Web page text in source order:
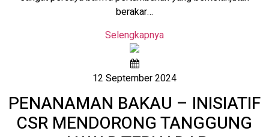
berakar…
Selengkapnya
12 September 2024
PENANAMAN BAKAU – INISIATIF
CSR MENDORONG TANGGUNG